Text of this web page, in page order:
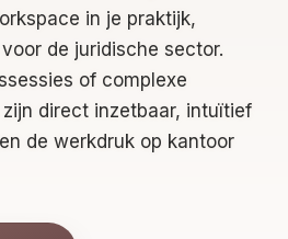
in je praktijk,
de juridische sector.
of complexe
direct inzetbaar, intuïtief
de werkdruk op kantoor